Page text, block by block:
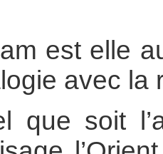
est elle
avec la
que soit